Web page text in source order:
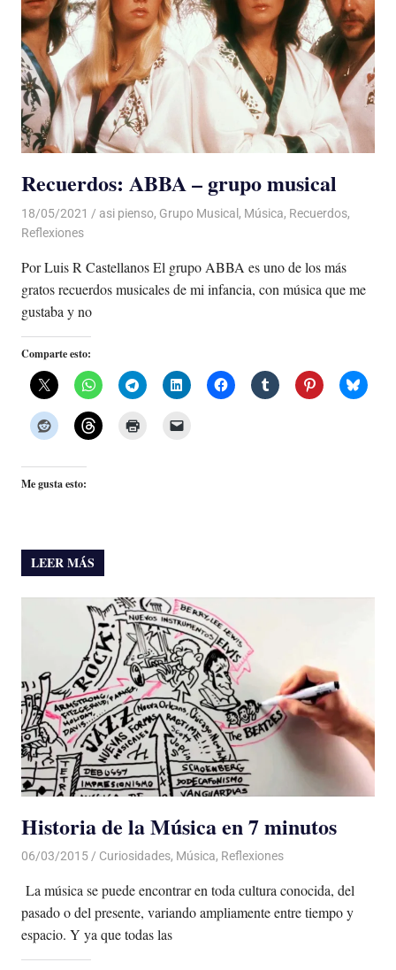
Recuerdos: ABBA – grupo musical
18/05/2021 De todo un Poco
asi pienso, Grupo Musical , Música, Recuerdos,
Reflexiones
Por Luis R Castellanos El grupo ABBA es uno de los más
gratos recuerdos musicales de mi infancia, con música que me
gustaba y no
Comparte esto:
Me gusta esto:
LEER MÁS
Historia de la Música en 7 minutos
06/03/2015 Luis Castellanos
Curiosidades, Música, Reflexiones
La música se puede encontrar en toda cultura conocida, del
pasado o del presente, variando ampliamente entre tiempo y
espacio. Y ya que todas las